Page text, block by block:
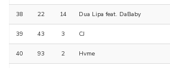
38 22 14 Dua Lipa feat. DaBaby
39 43 3 CJ
40 93 2 Hvme